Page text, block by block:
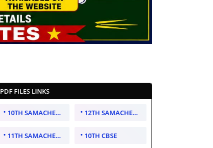
PDF FILES LINKS
10TH SAMACHEER KALVI 12TH SAMACHEER KALVI
11TH SAMACHEER KALVI 10TH CBSE